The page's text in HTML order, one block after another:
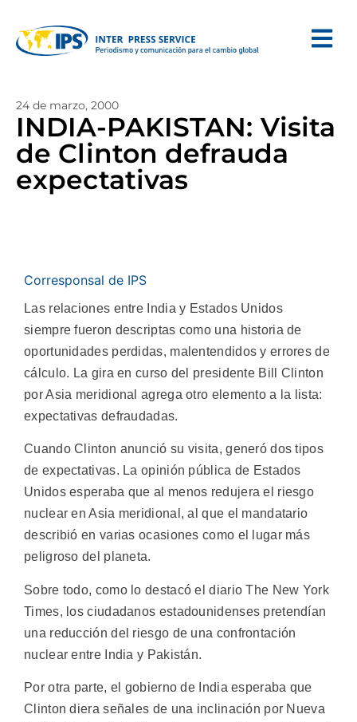
24 de marzo, 2000
INDIA-PAKISTAN: Visita
de Clinton defrauda
expectativas
Corresponsal de IPS
Las relaciones entre India y Estados Unidos
siempre fueron descriptas como una historia de
oportunidades perdidas, malentendidos y errores de
cálculo. La gira en curso del presidente Bill Clinton
por Asia meridional agrega otro elemento a la lista:
expectativas defraudadas.
Cuando Clinton anunció su visita, generó dos tipos
de expectativas. La opinión pública de Estados
Unidos esperaba que al menos redujera el riesgo
nuclear en Asia meridional, al que el mandatario
describió en varias ocasiones como el lugar más
peligroso del planeta.
Sobre todo, como lo destacó el diario The New York
Times, los ciudadanos estadounidenses pretendían
una reducción del riesgo de una confrontación
nuclear entre India y Pakistán.
Por otra parte, el gobierno de India esperaba que
Clinton diera señales de una inclinación por Nueva